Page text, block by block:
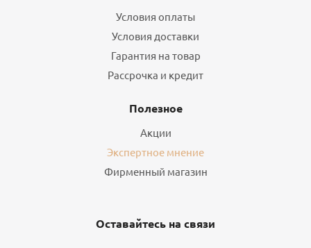
Условия оплаты
Условия доставки
Гарантия на товар
Рассрочка и кредит
Полезное
Акции
Экспертное мнение
Фирменный магазин
Оставайтесь на связи